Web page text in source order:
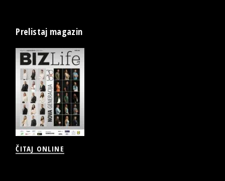
Prelistaj magazin
ČITAJ ONLINE